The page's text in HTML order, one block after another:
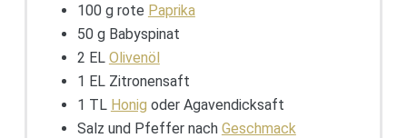
100 g rote Paprika
50 g Babyspinat
2 EL Olivenöl
1 EL Zitronensaft
1 TL Honig oder Agavendicksaft
Salz und Pfeffer nach Geschmack